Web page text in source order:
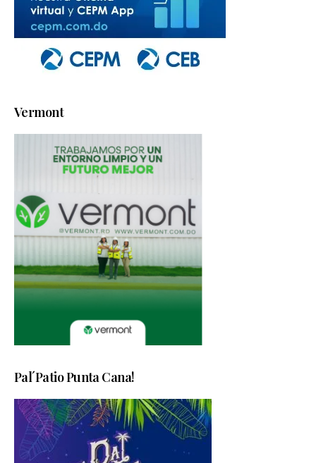
Vermont
Pal´Patio Punta Cana!